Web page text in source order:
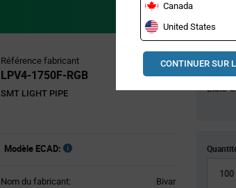
Référence fabricant
LPV4-1750F-RGB
SMT LIGHT PIPE
Modèle ECAD:
Nom du fabricant: Bivar
Pricing
États-
Canada
United States
CONTINUER SUR